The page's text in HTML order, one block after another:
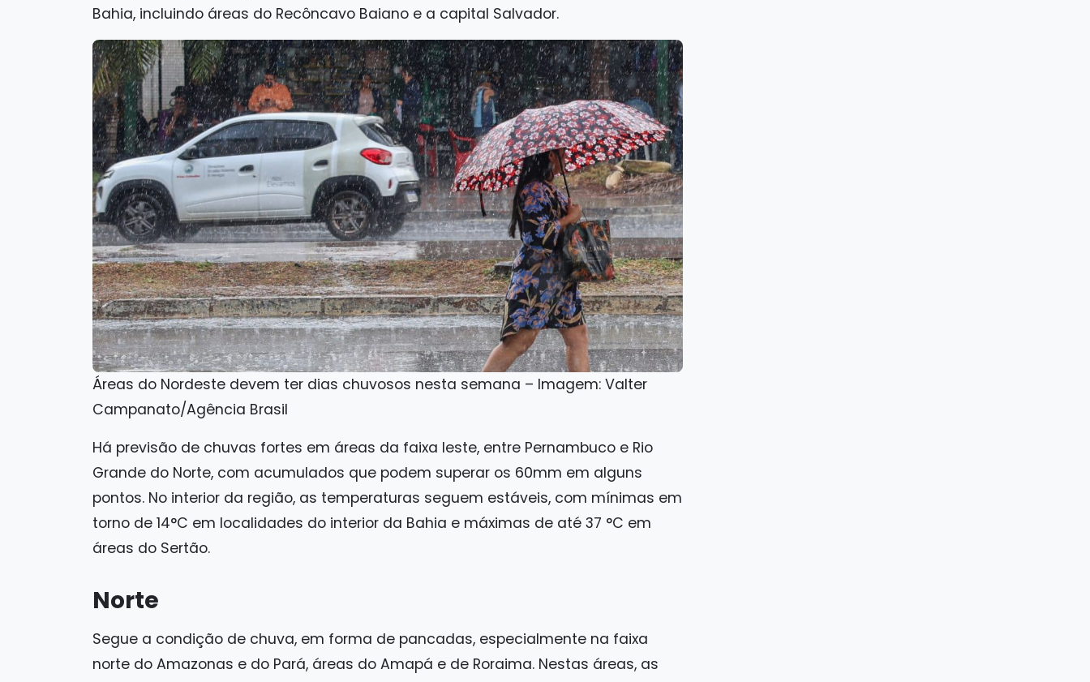
Bahia, incluindo áreas do Recôncavo Baiano e a capital Salvador.
Áreas do Nordeste devem ter dias chuvosos nesta semana – Imagem: Valter
Campanato/Agência Brasil
Há previsão de chuvas fortes em áreas da faixa leste, entre Pernambuco e Rio
Grande do Norte, com acumulados que podem superar os 60mm em alguns
pontos. No interior da região, as temperaturas seguem estáveis, com mínimas em
torno de 14°C em localidades do interior da Bahia e máximas de até 37 °C em
áreas do Sertão.
Norte
Segue a condição de chuva, em forma de pancadas, especialmente na faixa
norte do Amazonas e do Pará, áreas do Amapá e de Roraima. Nestas áreas, as